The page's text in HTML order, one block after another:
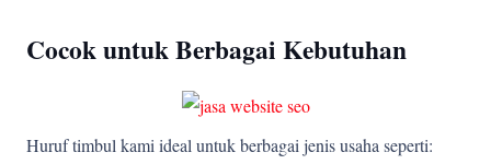
Cocok untuk Berbagai Kebutuhan
Huruf timbul kami ideal untuk berbagai jenis usaha seperti: